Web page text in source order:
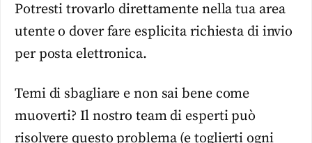
Potresti trovarlo direttamente nella tua area
utente o dover fare esplicita richiesta di invio
per posta elettronica.
Temi di sbagliare e non sai bene come
muoverti? Il nostro team di esperti può
risolvere questo problema (e toglierti ogni